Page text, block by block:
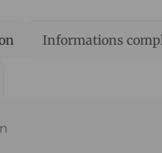
Informations